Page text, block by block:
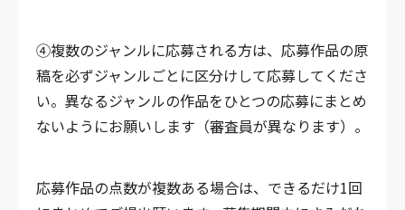
④複数のジャンルに応募される方は、応募作品の原
稿を必ずジャンルごとに区分けして応募してくださ
い。異なるジャンルの作品をひとつの応募にまとめ
ないようにお願いします（審査員が異なります）。
応募作品の点数が複数ある場合は、できるだけ1回